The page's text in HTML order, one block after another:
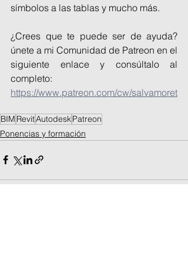
símbolos a las tablas y mucho más.
¿Crees que te puede ser de ayuda?
únete a mi Comunidad de Patreon en el
siguiente enlace y consúltalo al
https://www.patreon.com/cw/salvamoret
BIM RevitAutodeskPatreon
Ponencias y formación